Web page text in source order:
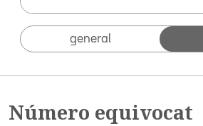
general
Número equivocat